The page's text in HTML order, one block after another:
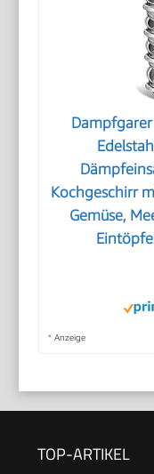
Kochgeschirr
Gemüse,
* Anzeige
TOP-ARTIKEL